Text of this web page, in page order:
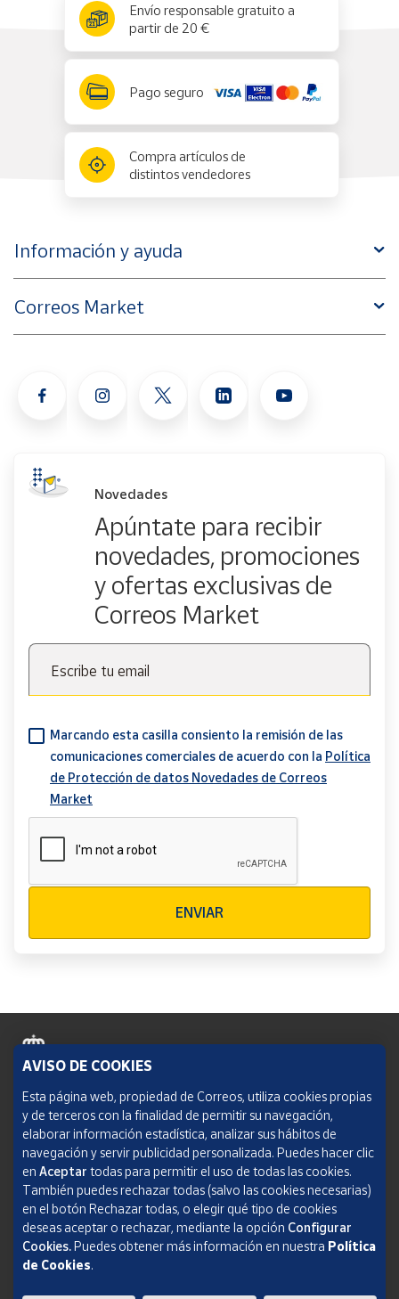
Envío responsable gratuito a
partir de 20 €
Pago seguro
Compra artículos de
distintos vendedores
Información y ayuda
Correos Market
Novedades
Apúntate para recibir
novedades, promociones
y ofertas exclusivas de
Correos Market
Escribe tu email
Marcando esta casilla consiento la remisión de las
comunicaciones comerciales de acuerdo con la Política
de Protección de datos Novedades de Correos
Market
ENVIAR
Política de cookies
Aviso legal
Condiciones del servicio
Política de Privacidad Web
Informe de transparencia
SOCIEDAD ESTATAL CORREOS Y TELÉGRAFOS, S.A., S.M.E. Todos los derechos
AVISO DE COOKIES
Esta página web, propiedad de Correos, utiliza cookies propias
y de terceros con la finalidad de permitir su navegación,
elaborar información estadística, analizar sus hábitos de
navegación y servir publicidad personalizada. Puedes hacer clic
en Aceptar todas para permitir el uso de todas las cookies.
También puedes rechazar todas (salvo las cookies necesarias)
en el botón Rechazar todas, o elegir qué tipo de cookies
deseas aceptar o rechazar, mediante la opción Configurar
Cookies.Puedes obtener más información en nuestra Política
de Cookies.